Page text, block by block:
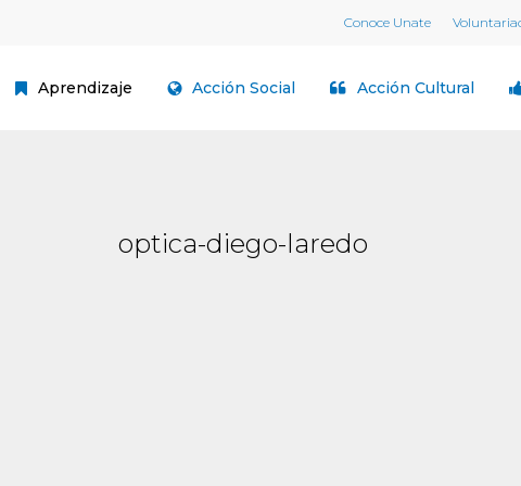
Conoce Unate
Aprendizaje Acción Social Acción Cultural
optica-diego-laredo